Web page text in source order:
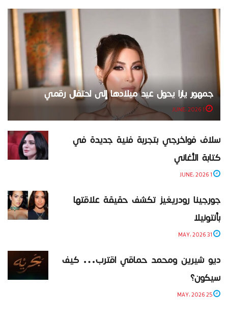
جمهور يارا يحول عيد ميلادها إلى احتفال رقمي
سلاف فواخرجي بتجربة فنية جديدة في
كتابة الأغاني
جورجينا رودريغيز تكشف حقيقة علاقتها
بأنتونيلا
ديو شيرين ومحمد حماقي اقترب… كيف
سيكون؟